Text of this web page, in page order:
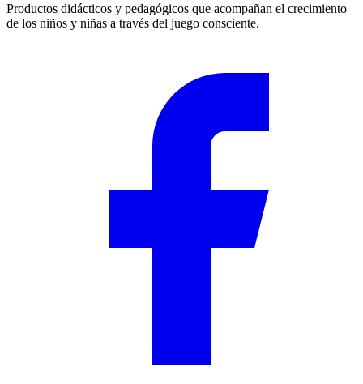
Productos didácticos y pedagógicos que acompañan el crecimiento
de los niños y niñas a través del juego consciente.